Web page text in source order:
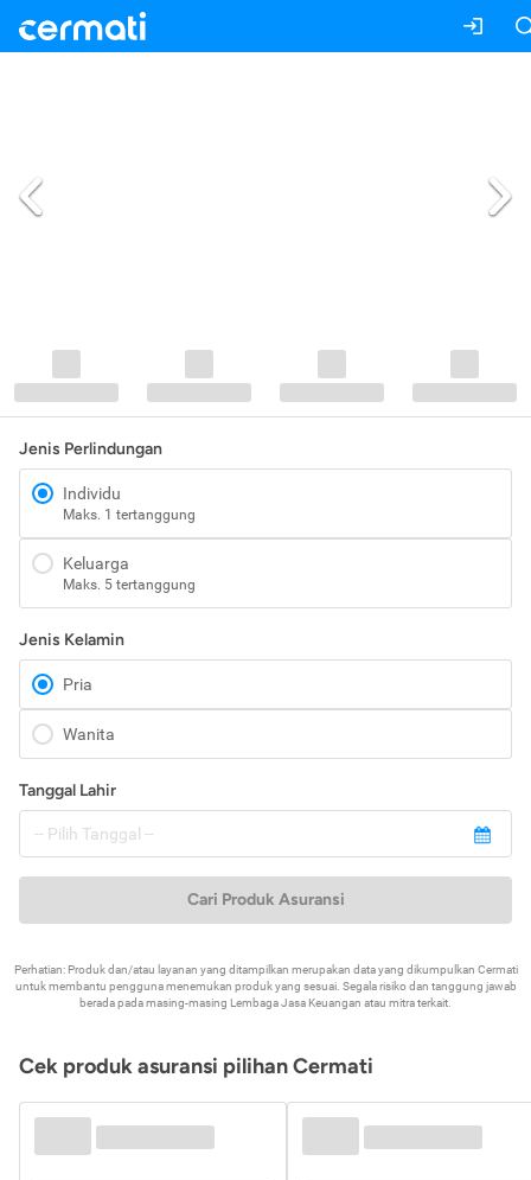
Jenis Perlindungan
Individu
Maks. 1 tertanggung
Keluarga
Maks. 5 tertanggung
Jenis Kelamin
Pria
Wanita
Tanggal Lahir
Cari Produk Asuransi
Perhatian: Produk dan/atau layanan yang ditampilkan merupakan data yang dikumpulkan Cermati
untuk membantu pengguna menemukan produk yang sesuai. Segala risiko dan tanggung jawab
berada pada masing-masing Lembaga Jasa Keuangan atau mitra terkait.
Cek produk asuransi pilihan Cermati